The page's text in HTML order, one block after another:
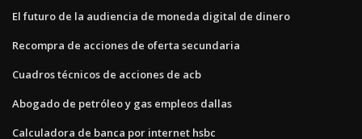
El futuro de la audiencia de moneda digital de dinero
Recompra de acciones de oferta secundaria
Cuadros técnicos de acciones de acb
Abogado de petróleo y gas empleos dallas
Calculadora de banca por internet hsbc